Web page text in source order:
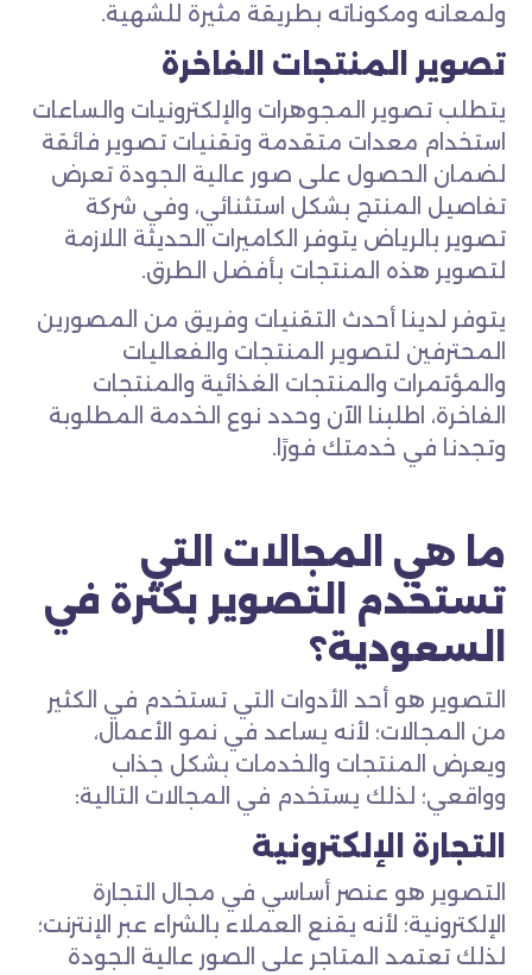
ولمعانه ومكوناته بطريقة مثيرة للشهية.
تصوير المنتجات الفاخرة
يتطلب تصوير المجوهرات والإلكترونيات والساعات
استخدام معدات متقدمة وتقنيات تصوير فائقة
لضمان الحصول على صور عالية الجودة تعرض
تفاصيل المنتج بشكل استثنائي، وفي شركة
تصوير بالرياض يتوفر الكاميرات الحديثة اللازمة
لتصوير هذه المنتجات بأفضل الطرق.
يتوفر لدينا أحدث التقنيات وفريق من المصورين
المحترفين لتصوير المنتجات والفعاليات
والمؤتمرات والمنتجات الغذائية والمنتجات
الفاخرة، اطلبنا الآن وحدد نوع الخدمة المطلوبة
وتجدنا في خدمتك فورًا.
ما هي المجالات التي
تستخدم التصوير بكثرة في
السعودية؟
التصوير هو أحد الأدوات التي تستخدم في الكثير
من المجالات؛ لأنه يساعد في نمو الأعمال،
ويعرض المنتجات والخدمات بشكل جذاب
وواقعي؛ لذلك يستخدم في المجالات التالية:
التجارة الإلكترونية
التصوير هو عنصر أساسي في مجال التجارة
الإلكترونية؛ لأنه يقنع العملاء بالشراء عبر الإنترنت؛
لذلك تعتمد المتاجر على الصور عالية الجودة